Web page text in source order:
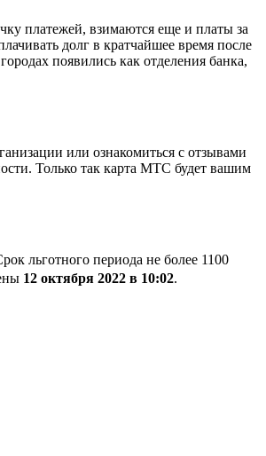
платежей, взимаются еще и платы за
долг в кратчайшее время после
появились как отделения банка,
или ознакомиться с отзывами
Только так карта МТС будет вашим
льготного периода не более 1100
12 октября 2022 в 10:02.